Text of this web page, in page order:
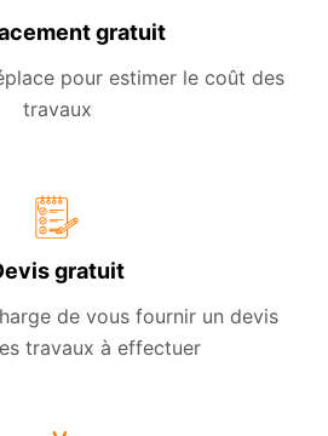
gratuit
pour estimer le coût des
travaux
gratuit
de vous fournir un devis
travaux à effectuer